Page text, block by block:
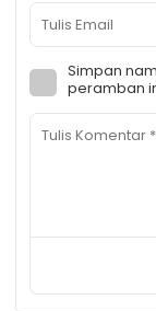
Simpan
peramban